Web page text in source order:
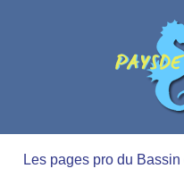
Les pages pro du